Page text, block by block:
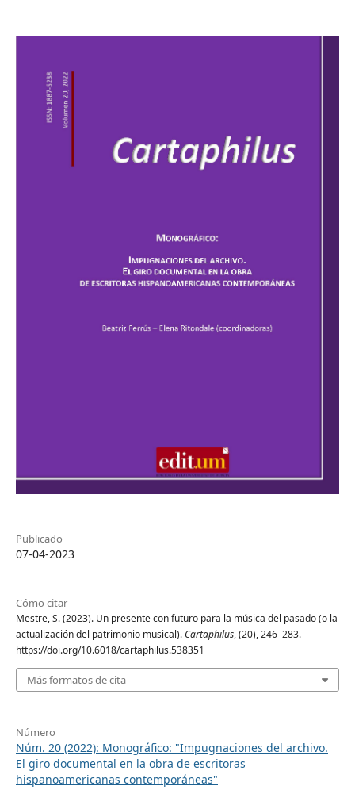
Publicado
07-04-2023
Cómo citar
Mestre, S. (2023). Un presente con futuro para la música del pasado (o la
actualización del patrimonio musical).Cartaphilus, (20), 246–283.
https://doi.org/10.6018/cartaphilus.538351
Más formatos de cita
Número
Núm. 20 (2022): Monográfico: "Impugnaciones del archivo.
El giro documental en la obra de escritoras
hispanoamericanas contemporáneas"